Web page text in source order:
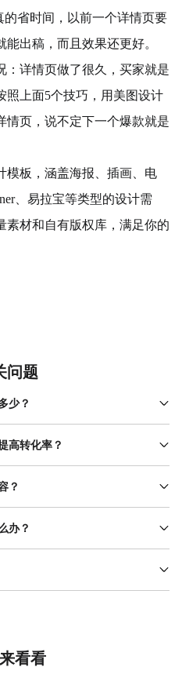
省时间，以前一个详情页要
出稿，而且效果还更好。
详情页做了很久，买家就是
照上面5个技巧，用美图设计
情页，说不定下一个爆款就是
板，涵盖海报、插画、电
、易拉宝等类型的设计需
素材和自有版权库，满足你的
问题
少？
建议为750像素，高度可以根据
控制在1MB以内，这样既能保证
高转化率？
键在于首屏吸引力、卖点清晰度
图加促销标签抓住眼球，中间用
？
包含商品主图、卖点介绍、产品
保障等内容。在美图设计室的电
办？
者格式不对。建议将拼多多商品
，使用JPEG格式，分辨率保持在
的方法就是套用专业模板。在美
看看